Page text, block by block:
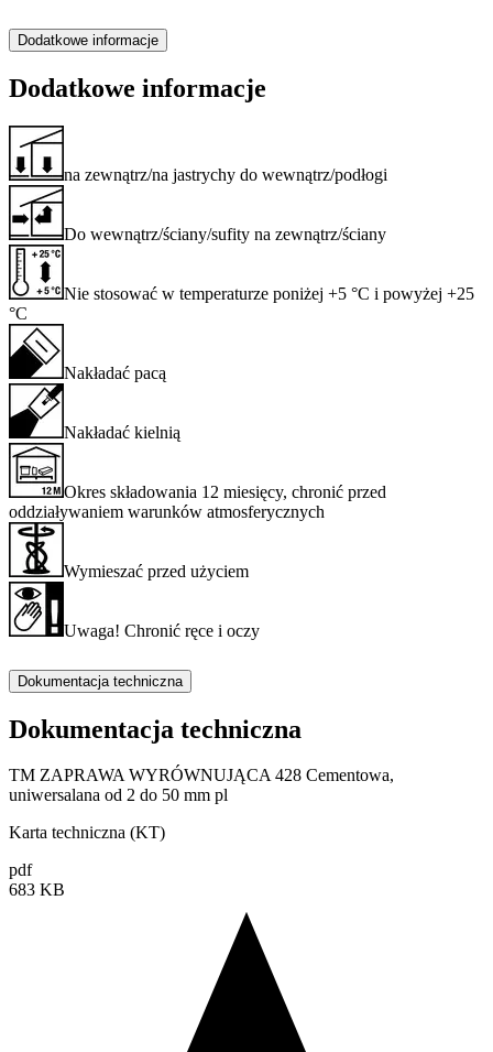
Dodatkowe informacje
Dodatkowe informacje
na zewnątrz/na jastrychy do wewnątrz/podłogi
Do wewnątrz/ściany/sufity na zewnątrz/ściany
Nie stosować w temperaturze poniżej +5 °C i powyżej +25
°C
Nakładać pacą
Nakładać kielnią
Okres składowania 12 miesięcy, chronić przed
oddziaływaniem warunków atmosferycznych
Wymieszać przed użyciem
Uwaga! Chronić ręce i oczy
Dokumentacja techniczna
Dokumentacja techniczna
TM ZAPRAWA WYRÓWNUJĄCA 428 Cementowa,
uniwersalana od 2 do 50 mm pl
Karta techniczna (KT)
pdf
683 KB